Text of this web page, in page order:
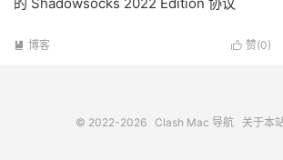
 赞(0)
 博客
© 2022-2026 Clash Mac 导航 关于本